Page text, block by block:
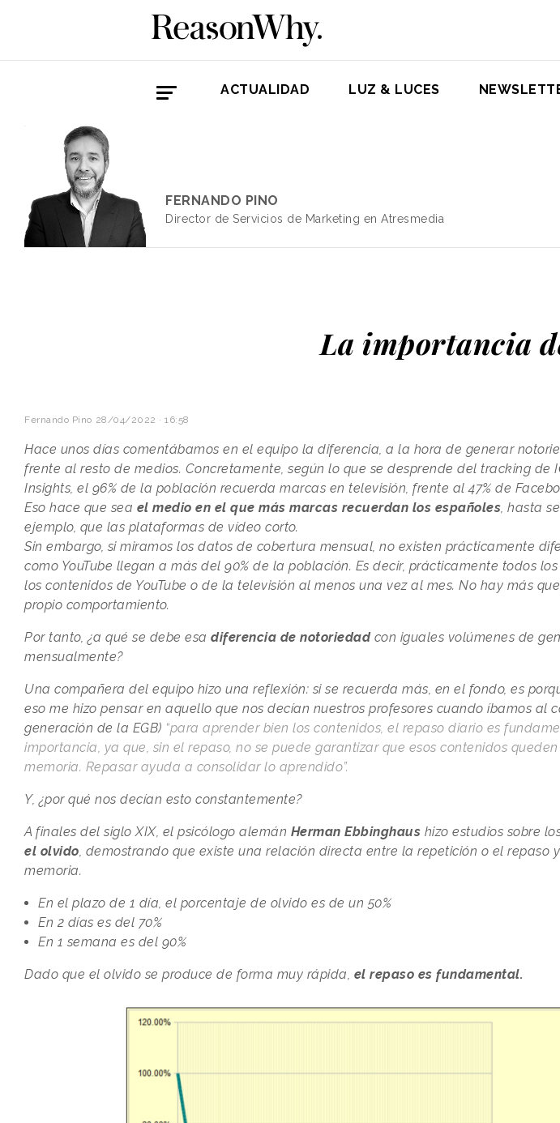
ACTUALIDAD LUZ & LUCES
Director de Servicios de Marketing en Atresmedia
FERNANDO PINO
La importancia
Fernando Pino 28/04/2022 · 16:58
Hace unos días comentábamos en el equipo la diferencia, a la hora de generar
frente al resto de medios. Concretamente, según lo que se desprende del tracking de
Insights, el 96% de la población recuerda marcas en televisión, frente al 47% de
Eso hace que sea el medio en el que más marcas recuerdan los españoles , hasta
ejemplo, que las plataformas de vídeo corto.
Sin embargo, si miramos los datos de cobertura mensual, no existen prácticamente
como YouTube llegan a más del 90% de la población. Es decir, prácticamente todos
los contenidos de YouTube o de la televisión al menos una vez al mes. No hay más
propio comportamiento.
Por tanto, ¿a qué se debe esa diferencia de notoriedadcon iguales volúmenes de
mensualmente?
Una compañera del equipo hizo una reflexión: si se recuerda más, en el fondo, es
eso me hizo pensar en aquello que nos decían nuestros profesores cuando íbamos al
generación de la EGB) “para aprender bien los contenidos, el repaso diario es
importancia, ya que, sin el repaso, no se puede garantizar que esos contenidos
memoria. Repasar ayuda a consolidar lo aprendido”.
Y, ¿por qué nos decían esto constantemente?
A finales del siglo XIX, el psicólogo alemán Herman Ebbinghaus hizo estudios sobre
el olvido , demostrando que existe una relación directa entre la repetición o el repaso
memoria.
En el plazo de 1 día, el porcentaje de olvido es de un 50%
En 2 días es del 70%
En 1 semana es del 90%
Dado que el olvido se produce de forma muy rápida, el repaso es fundamental.